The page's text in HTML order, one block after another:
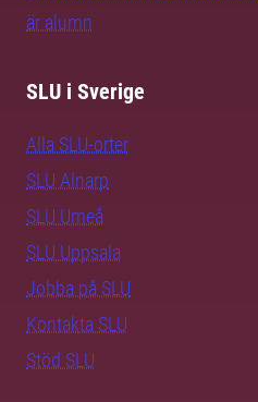
är alumn
SLU i Sverige
Alla SLU-orter
SLU Alnarp
SLU Umeå
SLU Uppsala
Jobba på SLU
Kontakta SLU
Stöd SLU